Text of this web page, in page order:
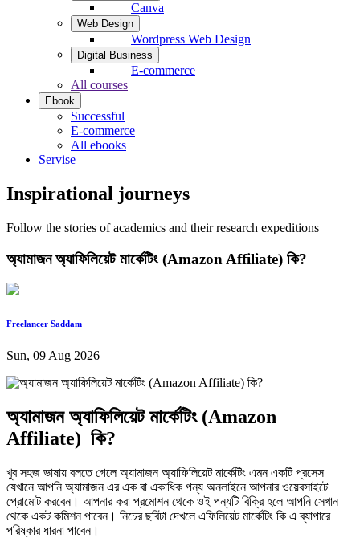
Canva
Web Design
Wordpress Web Design
Digital Business
E-commerce
All courses
Ebook
Successful
E-commerce
All ebooks
Servise
Inspirational journeys
Follow the stories of academics and their research expeditions
অ্যামাজন অ্যাফিলিয়েট মার্কেটিং (Amazon Affiliate) কি?
Freelancer Saddam
Sun, 09 Aug 2026
অ্যামাজন অ্যাফিলিয়েট মার্কেটিং (Amazon
Affiliate) কি?
খুব সহজ ভাষায় বলতে গেলে অ্যামাজন অ্যাফিলিয়েট মার্কেটিং এমন একটি প্রসেস
যেখানে আপনি অ্যামাজন এর এক বা একাধিক পন্য অনলাইনে আপনার ওয়েবসাইটে
প্রোমোট করবেন। আপনার করা প্রমোশন থেকে ওই পন্যটি বিক্রি হলে আপনি সেখান
থেকে একট কমিশন পাবেন। নিচের ছবিটা দেখলে এফিলিয়েট মার্কেটিং কি এ ব্যাপারে
পরিষ্কার ধারনা পাবেন।